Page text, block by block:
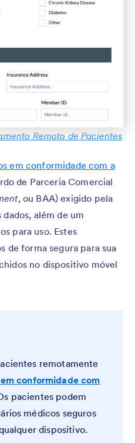
Remoto de Pacientes
em conformidade com a
de Parceria Comercial
, ou BAA) exigido pela
além de um
para uso. Estes
de forma segura para sua
no dispositivo móvel
remotamente
conformidade com
pacientes podem
médicos seguros
dispositivo.